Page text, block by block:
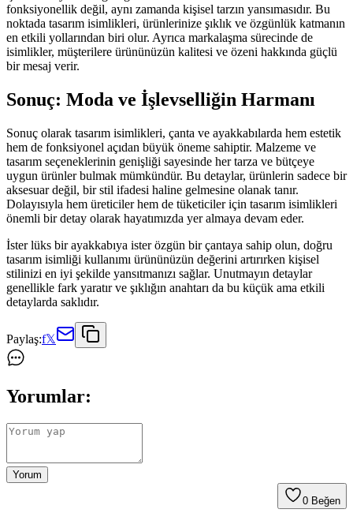
fonksiyonellik değil, aynı zamanda kişisel tarzın yansımasıdır. Bu
noktada tasarım isimlikleri, ürünlerinize şıklık ve özgünlük katmanın
en etkili yollarından biri olur. Ayrıca markalaşma sürecinde de
isimlikler, müşterilere ürününüzün kalitesi ve özeni hakkında güçlü
bir mesaj verir.
Sonuç: Moda ve İşlevselliğin Harmanı
Sonuç olarak tasarım isimlikleri, çanta ve ayakkabılarda hem estetik
hem de fonksiyonel açıdan büyük öneme sahiptir. Malzeme ve
tasarım seçeneklerinin genişliği sayesinde her tarza ve bütçeye
uygun ürünler bulmak mümkündür. Bu detaylar, ürünlerin sadece bir
aksesuar değil, bir stil ifadesi haline gelmesine olanak tanır.
Dolayısıyla hem üreticiler hem de tüketiciler için tasarım isimlikleri
önemli bir detay olarak hayatımızda yer almaya devam eder.
İster lüks bir ayakkabıya ister özgün bir çantaya sahip olun, doğru
tasarım isimliği kullanımı ürününüzün değerini artırırken kişisel
stilinizi en iyi şekilde yansıtmanızı sağlar. Unutmayın detaylar
genellikle fark yaratır ve şıklığın anahtarı da bu küçük ama etkili
detaylarda saklıdır.
Paylaş:f𝕏
Yorumlar:
Yorum
0 Beğen